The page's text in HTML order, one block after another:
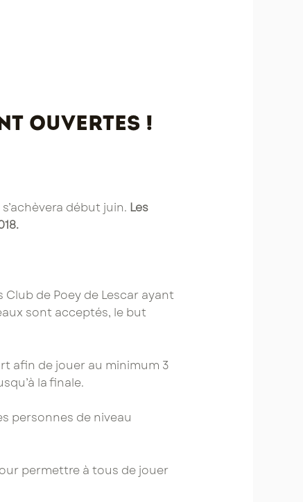
ouvertes !
début juin. Les
de Poey de Lescar ayant
sont acceptés, le but
afin de jouer au minimum 3
la finale.
personnes de niveau
permettre à tous de jouer